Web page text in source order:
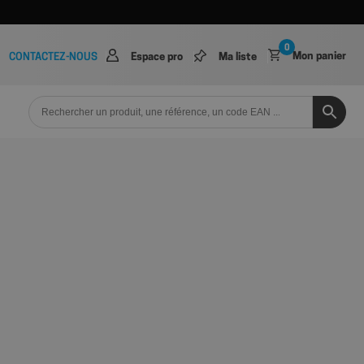
CONTACTEZ-NOUS Espace pro Ma liste Mon panier
0